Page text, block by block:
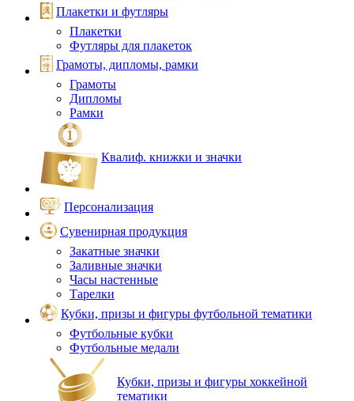
Плакетки и футляры
Плакетки
Футляры для плакеток
Грамоты, дипломы, рамки
Грамоты
Дипломы
Рамки
Квалиф. книжки и значки
Персонализация
Сувенирная продукция
Закатные значки
Заливные значки
Часы настенные
Тарелки
Кубки, призы и фигуры футбольной тематики
Футбольные кубки
Футбольные медали
Кубки, призы и фигуры хоккейной
тематики